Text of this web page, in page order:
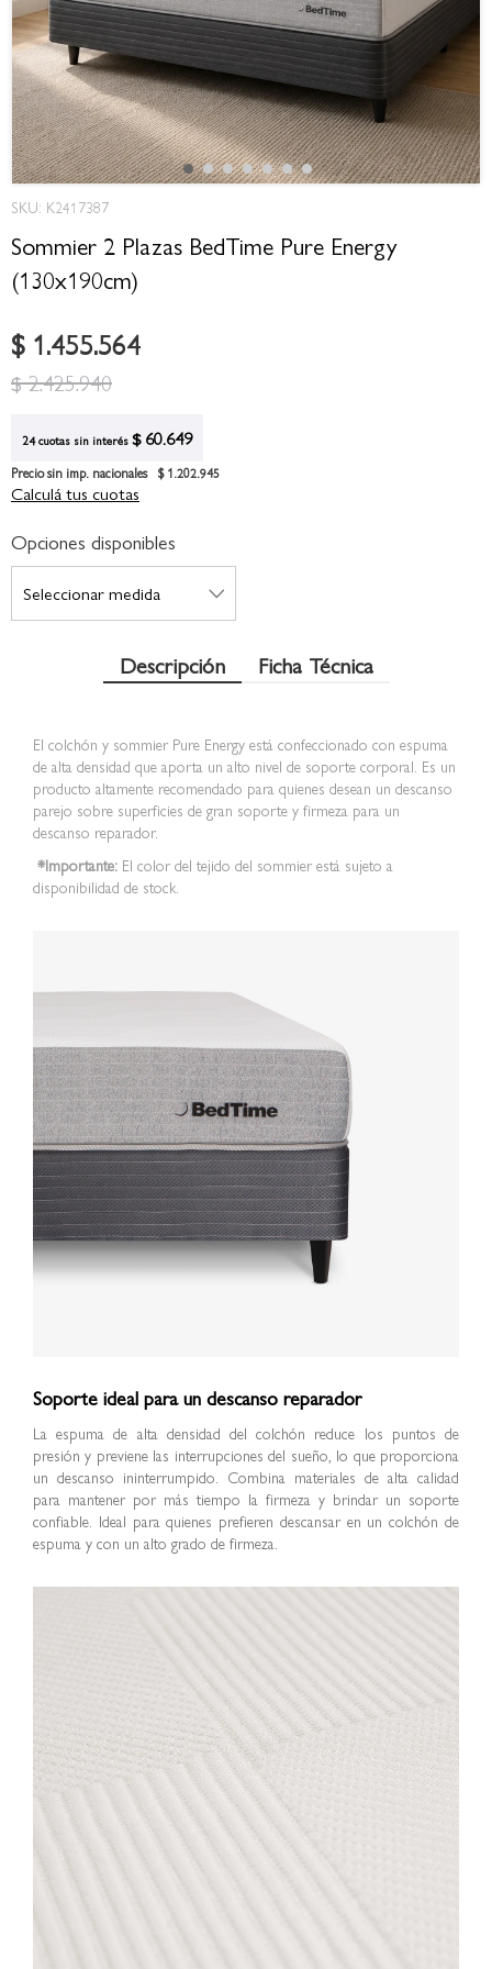
al
comienzo
de
la
imágenes
SKU: K2417387
Sommier 2 Plazas BedTime Pure Energy
(130x190cm)
$ 2.425.940
$ 1.455.564
24 cuotas sin interés $ 60.649
Precio sin imp. nacionales $ 1.202.945
Calculá tus cuotas
Opciones disponibles
Descripción
El colchón y sommier Pure Energy está confeccionado con espuma
de alta densidad que aporta un alto nivel de soporte corporal. Es un
producto altamente recomendado para quienes desean un descanso
parejo sobre superficies de gran soporte y firmeza para un
descanso reparador.
*Importante: El color del tejido del sommier está sujeto a
disponibilidad de stock.
Soporte ideal para un descanso reparador
La espuma de alta densidad del colchón reduce los puntos de
presión y previene las interrupciones del sueño, lo que proporciona
un descanso ininterrumpido. Combina materiales de alta calidad
para mantener por más tiempo la firmeza y brindar un soporte
confiable. Ideal para quienes prefieren descansar en un colchón de
espuma y con un alto grado de firmeza.
Ficha Técnica